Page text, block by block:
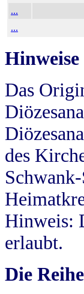
...
...
Das
des
Hinweis:
erlaubt.
Die